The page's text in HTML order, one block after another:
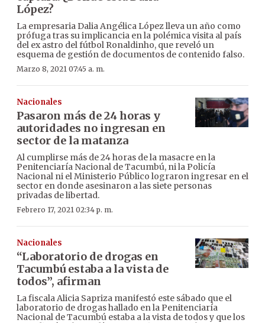
López?
La empresaria Dalia Angélica López lleva un año como
prófuga tras su implicancia en la polémica visita al país
del ex astro del fútbol Ronaldinho, que reveló un
esquema de gestión de documentos de contenido falso.
Marzo 8, 2021 07:45 a. m.
Nacionales
Pasaron más de 24 horas y
autoridades no ingresan en
sector de la matanza
Al cumplirse más de 24 horas de la masacre en la
Penitenciaría Nacional de Tacumbú, ni la Policía
Nacional ni el Ministerio Público lograron ingresar en el
sector en donde asesinaron a las siete personas
privadas de libertad.
Febrero 17, 2021 02:34 p. m.
Nacionales
“Laboratorio de drogas en
Tacumbú estaba a la vista de
todos”, afirman
La fiscala Alicia Sapriza manifestó este sábado que el
laboratorio de drogas hallado en la Penitenciaría
Nacional de Tacumbú estaba a la vista de todos y que los